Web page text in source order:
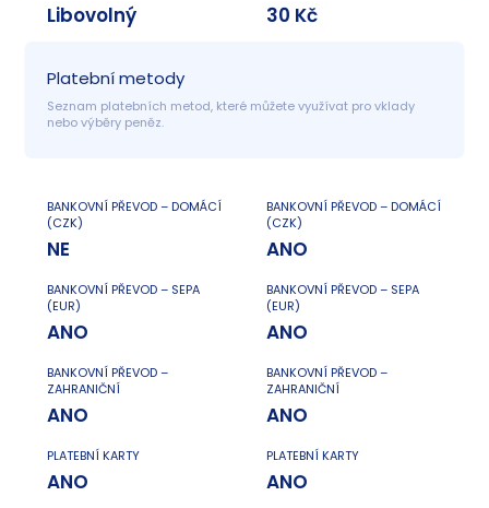
Libovolný 30 Kč
Platební metody
Seznam platebních metod, které můžete využívat pro vklady
nebo výběry peněz.
BANKOVNÍ PŘEVOD – DOMÁCÍ
(CZK)
NE
BANKOVNÍ PŘEVOD – SEPA
(EUR)
ANO
BANKOVNÍ PŘEVOD –
ZAHRANIČNÍ
ANO
PLATEBNÍ KARTY
ANO
BANKOVNÍ PŘEVOD – DOMÁCÍ
(CZK)
ANO
BANKOVNÍ PŘEVOD – SEPA
(EUR)
ANO
BANKOVNÍ PŘEVOD –
ZAHRANIČNÍ
ANO
PLATEBNÍ KARTY
ANO